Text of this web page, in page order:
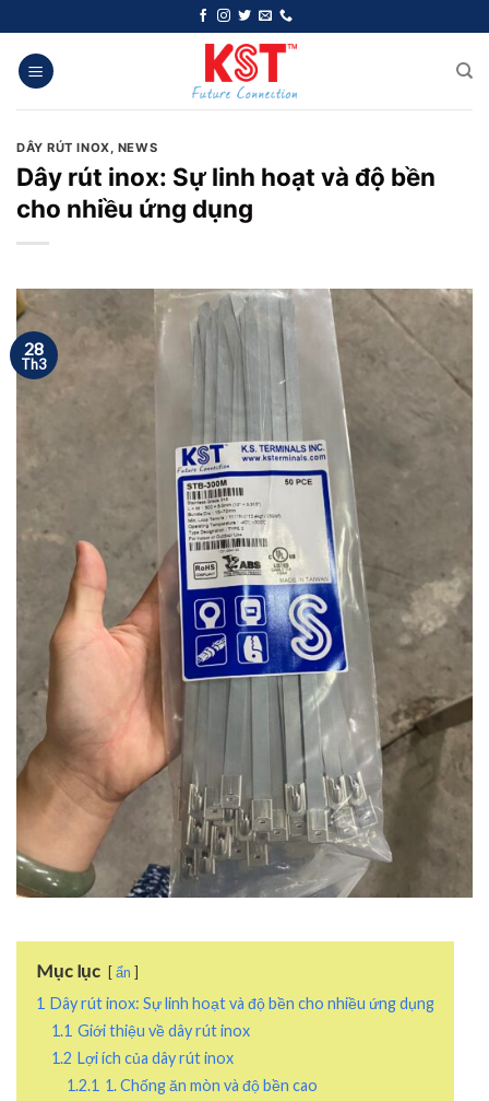
đến
nội
dung
DÂY RÚT INOX, NEWS
Dây rút inox: Sự linh hoạt và độ bền
cho nhiều ứng dụng
28
Th3
Mục lục ẩn
1 Dây rút inox: Sự linh hoạt và độ bền cho nhiều ứng dụng
1.1 Giới thiệu về dây rút inox
1.2 Lợi ích của dây rút inox
1.2.1 1. Chống ăn mòn và độ bền cao